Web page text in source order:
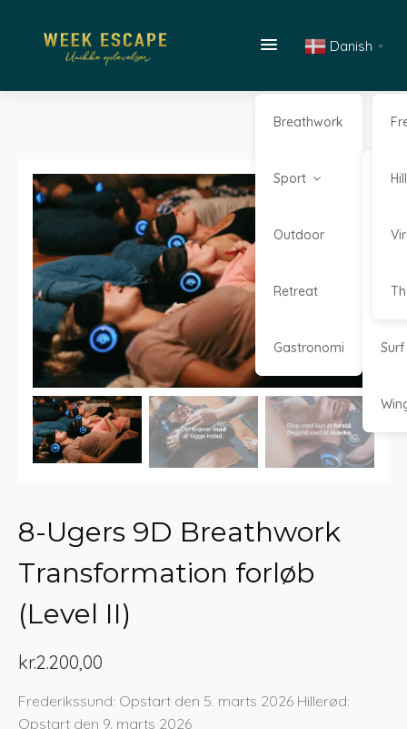
Breathwork
Sport
Surf
Outdoor
Retreat
Gastronomi
Danish ▼
8-Ugers 9D Breathwork
Transformation forløb
(Level II)
kr.2.200,00
Frederikssund: Opstart den 5. marts 2026 Hillerød:
Opstart den 9. marts 2026